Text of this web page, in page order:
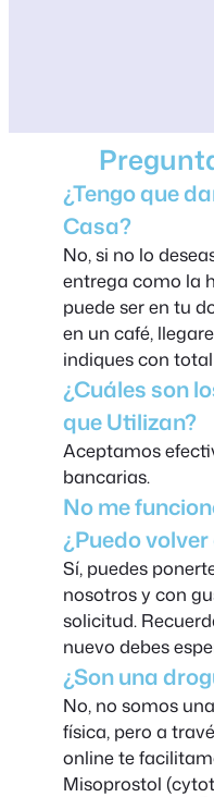
¿Tengo que
Casa?
No, si no lo
entrega como la
puede ser en tu
en un café,
indiques con
¿Cuáles son
que Utilizan?
Aceptamos
bancarias.
No me
¿Puedo
Sí, puedes
nosotros y con
solicitud.
nuevo debes
¿Son una
No, no somos
física, pero a
online te
Misoprostol